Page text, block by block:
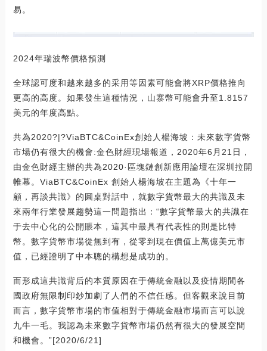
易。
2024年瑞波幣價格預測
全球認可度和越來越多的采用等因素可能會將XRP價格推向
更高的高度。如果發生這種情況，山寨幣可能會升至1.8157
美元的年度高點。
共為2020?|?ViaBTC&CoinEx創始人楊海坡：未來數字貨幣
市場仍有很大的機會:金色財經現場報道，2020年6月21日，
由金色財經主辦的共為2020·區塊鏈創新應用論壇在深圳拉開
帷幕。ViaBTC&CoinEx 創始人楊海坡在主題為《十年一
顧，再談共識》的圓桌對話中，就數字貨幣最大的共識及未
來兩年行業發展趨勢這一問題指出：“數字貨幣最大的共識在
于去中心化的公開賬本，這其中最具有代表性的則是比特
幣。數字貨幣市場從無到有，從零到現在價值上萬億美元市
值，已經證明了中本聰的構想是成功的。
而形成這共識背后的本質原因在于傳統金融以及疫情期間各
國政府無限制印鈔加劇了人們的不信任感。但客觀來說目前
而言，數字貨幣市場的市值相對于傳統金融市場而言可以說
九牛一毛。我認為未來數字貨幣市場仍然有很大的發展空間
和機會。”[2020/6/21]